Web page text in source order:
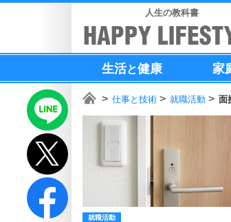
人生の教科書
生活と健康 家
仕事と技術 就職活動 面
就職活動